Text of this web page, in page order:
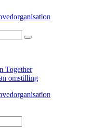
Together
omstilling